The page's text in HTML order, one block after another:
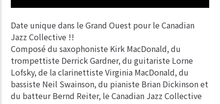
Date unique dans le Grand Ouest pour le Canadian
Jazz Collective !!
Composé du saxophoniste Kirk MacDonald, du
trompettiste Derrick Gardner, du guitariste Lorne
Lofsky, de la clarinettiste Virginia MacDonald, du
bassiste Neil Swainson, du pianiste Brian Dickinson et
du batteur Bernd Reiter, le Canadian Jazz Collective